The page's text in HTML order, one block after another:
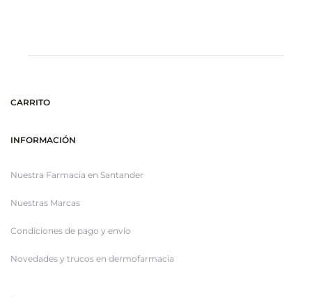
CARRITO
INFORMACIÓN
Nuestra Farmacia en Santander
Nuestras Marcas
Condiciones de pago y envío
Novedades y trucos en dermofarmacia